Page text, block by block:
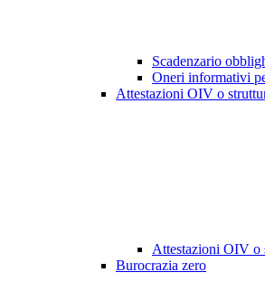
Scadenzario
Oneri informativi
Attestazioni OIV o
Attestazioni OIV o
Burocrazia zero